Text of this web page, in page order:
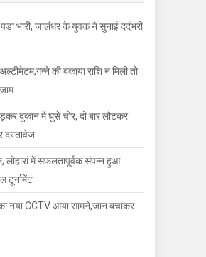
भारी, जालंधर के युवक ने सुनाई दर्दभरी
की बकाया राशि न मिली तो
दुकान में घुसे चोर, दो बार लौटकर
दस्तावेज
लोहारां में सफलतापूर्वक संपन्न हुआ
टूर्नामेंट
का नया CCTV आया सामने,जान बचाकर